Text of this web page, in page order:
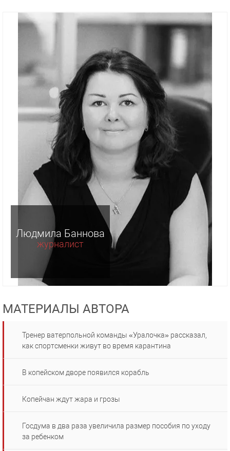
Людмила Баннова
журналист
МАТЕРИАЛЫ АВТОРА
Тренер ватерпольной команды «Уралочка» рассказал,
как спортсменки живут во время карантина
В копейском дворе появился корабль
Копейчан ждут жара и грозы
Госдума в два раза увеличила размер пособия по уходу
за ребенком